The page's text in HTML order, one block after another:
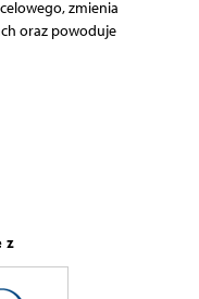
zmienia
oraz powoduje
z